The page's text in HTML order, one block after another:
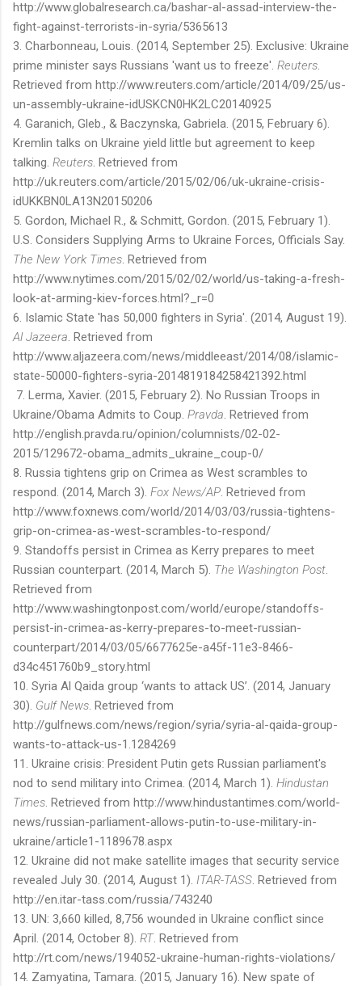
http://www.globalresearch.ca/bashar-al-assad-interview-the-
fight-against-terrorists-in-syria/5365613
3. Charbonneau, Louis. (2014, September 25). Exclusive: Ukraine
prime minister says Russians 'want us to freeze'. Reuters.
Retrieved from http://www.reuters.com/article/2014/09/25/us-
un-assembly-ukraine-idUSKCN0HK2LC20140925
4. Garanich, Gleb., & Baczynska, Gabriela. (2015, February 6).
Kremlin talks on Ukraine yield little but agreement to keep
talking. Reuters. Retrieved from
http://uk.reuters.com/article/2015/02/06/uk-ukraine-crisis-
idUKKBN0LA13N20150206
5. Gordon, Michael R., & Schmitt, Gordon. (2015, February 1).
U.S. Considers Supplying Arms to Ukraine Forces, Officials Say.
The New York Times. Retrieved from
http://www.nytimes.com/2015/02/02/world/us-taking-a-fresh-
look-at-arming-kiev-forces.html?_r=0
6. Islamic State 'has 50,000 fighters in Syria'. (2014, August 19).
Al Jazeera. Retrieved from
http://www.aljazeera.com/news/middleeast/2014/08/islamic-
state-50000-fighters-syria-2014819184258421392.html
7. Lerma, Xavier. (2015, February 2). No Russian Troops in
Ukraine/Obama Admits to Coup. Pravda. Retrieved from
http://english.pravda.ru/opinion/columnists/02-02-
2015/129672-obama_admits_ukraine_coup-0/
8. Russia tightens grip on Crimea as West scrambles to
respond. (2014, March 3). Fox News/AP. Retrieved from
http://www.foxnews.com/world/2014/03/03/russia-tightens-
grip-on-crimea-as-west-scrambles-to-respond/
9. Standoffs persist in Crimea as Kerry prepares to meet
Russian counterpart. (2014, March 5). The Washington Post.
Retrieved from
http://www.washingtonpost.com/world/europe/standoffs-
persist-in-crimea-as-kerry-prepares-to-meet-russian-
counterpart/2014/03/05/6677625e-a45f-11e3-8466-
d34c451760b9_story.html
10. Syria Al Qaida group ‘wants to attack US’. (2014, January
30). Gulf News. Retrieved from
http://gulfnews.com/news/region/syria/syria-al-qaida-group-
wants-to-attack-us-1.1284269
11. Ukraine crisis: President Putin gets Russian parliament's
nod to send military into Crimea. (2014, March 1). Hindustan
Times. Retrieved from http://www.hindustantimes.com/world-
news/russian-parliament-allows-putin-to-use-military-in-
ukraine/article1-1189678.aspx
12. Ukraine did not make satellite images that security service
revealed July 30. (2014, August 1). ITAR-TASS. Retrieved from
http://en.itar-tass.com/russia/743240
13. UN: 3,660 killed, 8,756 wounded in Ukraine conflict since
April. (2014, October 8). RT. Retrieved from
http://rt.com/news/194052-ukraine-human-rights-violations/
14. Zamyatina, Tamara. (2015, January 16). New spate of